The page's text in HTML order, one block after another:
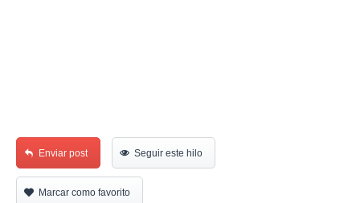
Enviar post Seguir este hilo
Marcar como favorito